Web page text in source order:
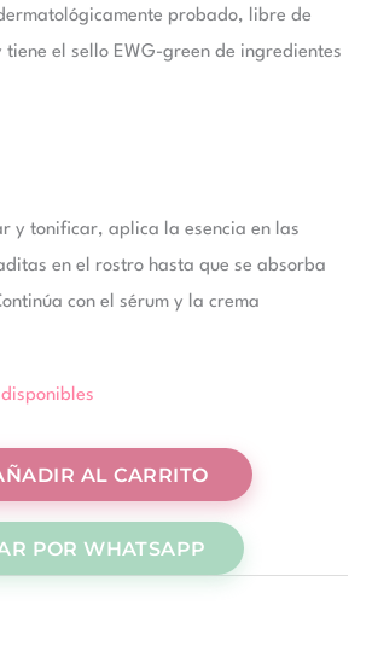
probado, libre de
el sello EWG-green de ingredientes
y tonificar, aplica la esencia en las
en el rostro hasta que se absorba
con el sérum y la crema
AL CARRITO
POR WHATSAPP